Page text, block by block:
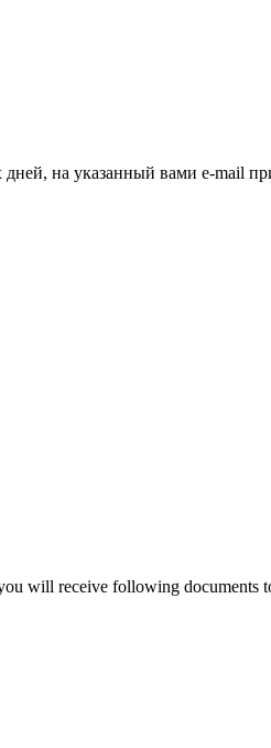
дней, на указанный вами e-mail
will receive following documents